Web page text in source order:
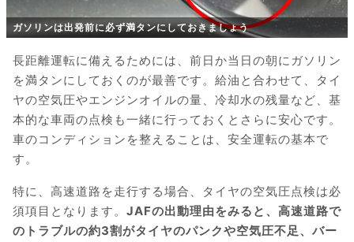
ガソリンは出発前に必ず満タンにしておきましょう
長距離運転に備えるためには、前日か当日の朝にガソリン
を満タンにしておくのが最善です。給油と合わせて、タイ
ヤの空気圧やエンジンオイルの量、冷却水の残量など、基
本的な車両の点検も一緒に行っておくとさらに安心です。
車のコンディションを整えることは、安全運転の基本で
す。
特に、高速道路を走行する場合、タイヤの空気圧点検は必
須項目となります。 JAFの出動理由をみると、高速道路で
のトラブルの約3割がタイヤのパンクや空気圧不足、バー